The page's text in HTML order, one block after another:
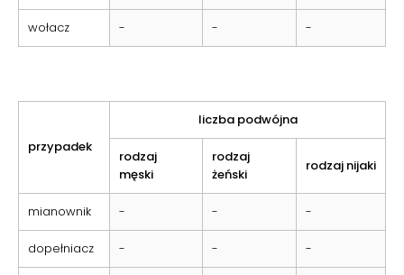
wołacz - - -
przypadek
liczba podwójna
rodzaj
męski
rodzaj
żeński
rodzaj nijaki
mianownik - - -
dopełniacz - - -